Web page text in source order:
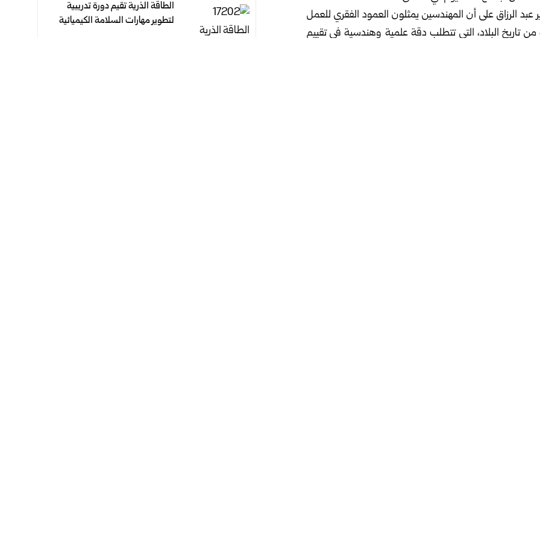
عبد الرزاق على أن المهندسين يمثلون العمود الفقري للعمل
تاريخ البلاد، التي تتطلب دقة علمية وهندسية في تقييم
الطاقة الذرية تقيم دورة تدريبية
لتطوير مهارات السلامة الكيميائية